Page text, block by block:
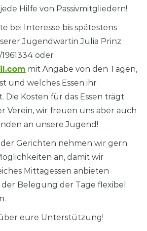
Hilfe von Passivmitgliedern!
bei Interesse bis spätestens
Jugendwartin Julia Prinz
oder
mit Angabe von den Tagen,
und welches Essen ihr
Die Kosten für das Essen trägt
Verein, wir freuen uns aber auch
an unsere Jugend!
Gerichten nehmen wir gern
an, damit wir
Mittagessen anbieten
Belegung der Tage flexibel
eure Unterstützung!